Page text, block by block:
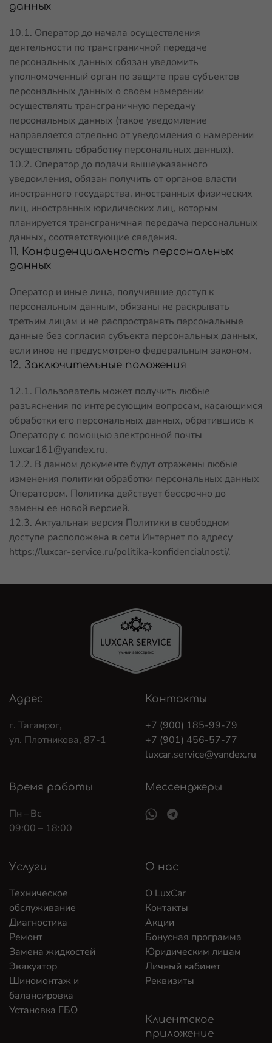
данных
10.1. Оператор до начала осуществления
деятельности по трансграничной передаче
персональных данных обязан уведомить
уполномоченный орган по защите прав субъектов
персональных данных о своем намерении
осуществлять трансграничную передачу
персональных данных (такое уведомление
направляется отдельно от уведомления о намерении
осуществлять обработку персональных данных).
10.2. Оператор до подачи вышеуказанного
уведомления, обязан получить от органов власти
иностранного государства, иностранных физических
лиц, иностранных юридических лиц, которым
планируется трансграничная передача персональных
данных, соответствующие сведения.
11. Конфиденциальность персональных
данных
Оператор и иные лица, получившие доступ к
персональным данным, обязаны не раскрывать
третьим лицам и не распространять персональные
данные без согласия субъекта персональных данных,
если иное не предусмотрено федеральным законом.
12. Заключительные положения
12.1. Пользователь может получить любые
разъяснения по интересующим вопросам, касающимся
обработки его персональных данных, обратившись к
Оператору с помощью электронной почты
luxcar161@yandex.ru.
12.2. В данном документе будут отражены любые
изменения политики обработки персональных данных
Оператором. Политика действует бессрочно до
замены ее новой версией.
12.3. Актуальная версия Политики в свободном
доступе расположена в сети Интернет по адресу
https://luxcar-service.ru/politika-konfidencialnosti/.
Адрес
г. Таганрог,
ул. Плотникова, 87-1
Контакты
+7 (900) 185-99-79
+7 (901) 456-57-77
luxcar.service@yandex.ru
Время работы
Пн – Вс
09:00 – 18:00
Мессенджеры
Услуги
Техническое
обслуживание
Диагностика
Ремонт
Замена жидкостей
Эвакуатор
Шиномонтаж и
балансировка
Установка ГБО
О нас
О LuxCar
Контакты
Акции
Бонусная программа
Юридическим лицам
Личный кабинет
Реквизиты
Клиентское
приложение